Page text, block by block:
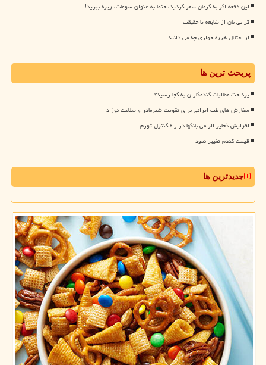
این دفعه اگر به کرمان سفر کردید، حتما به عنوان سوغات، زیره ببرید!
گرانی نان از شایعه تا حقیقت
از اختلال هرزه خواری چه می دانید
پربحث ترین ها
پرداخت مطالبات گندمکاران به کجا رسید؟
سفارش های طب ایرانی برای تقویت شیرمادر و سلامت نوزاد
افزایش ذخایر الزامی بانکها در راه کنترل تورم
قیمت گندم تغییر نمود
جدیدترین ها